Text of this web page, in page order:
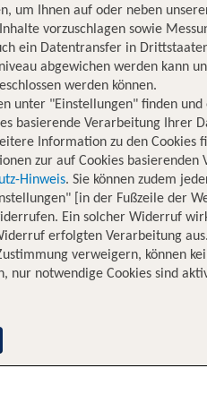
um Ihnen auf oder neben
vorzuschlagen sowie
ein Datentransfer in
abgewichen werden kann
werden können.
unter "Einstellungen" finden und
basierende Verarbeitung Ihrer
Information zu den Cookies
zur auf Cookies basierenden
Hinweis. Sie können zudem
[in der Fußzeile der
Ein solcher Widerruf
erfolgten Verarbeitung
verweigern, können
nur notwendige Cookies sind